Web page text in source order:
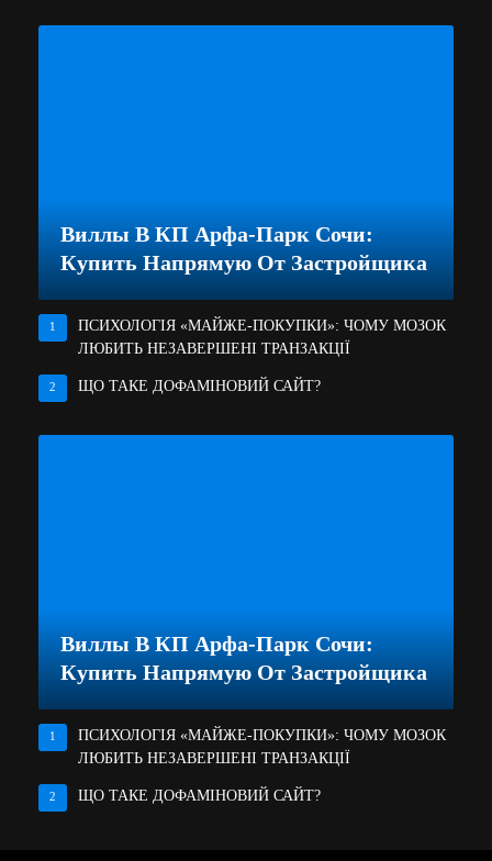
Виллы В КП Арфа-Парк Сочи:
Купить Напрямую От Застройщика
1
ПСИХОЛОГІЯ «МАЙЖЕ-ПОКУПКИ»: ЧОМУ МОЗОК
ЛЮБИТЬ НЕЗАВЕРШЕНІ ТРАНЗАКЦІЇ
2 ЩО ТАКЕ ДОФАМІНОВИЙ САЙТ?
Виллы В КП Арфа-Парк Сочи:
Купить Напрямую От Застройщика
1
ПСИХОЛОГІЯ «МАЙЖЕ-ПОКУПКИ»: ЧОМУ МОЗОК
ЛЮБИТЬ НЕЗАВЕРШЕНІ ТРАНЗАКЦІЇ
2 ЩО ТАКЕ ДОФАМІНОВИЙ САЙТ?